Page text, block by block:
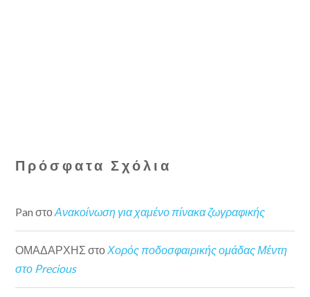
Πρόσφατα Σχόλια
Pan στοΑνακοίνωση για χαμένο πίνακα ζωγραφικής
ΟΜΑΔΑΡΧΗΣ στοΧορός ποδοσφαιρικής ομάδας Μέντη
στο Precious